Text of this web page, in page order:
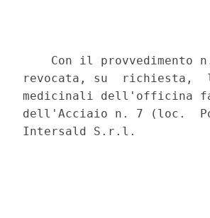
Con il provvedimento
revocata, su  richiesta,
medicinali dell'officina
dell'Acciaio n. 7 (loc.